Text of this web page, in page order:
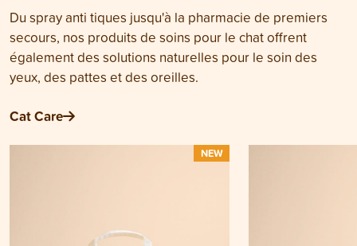
Du spray anti tiques jusqu'à la pharmacie de premiers
secours, nos produits de soins pour le chat offrent
également des solutions naturelles pour le soin des
yeux, des pattes et des oreilles.
Cat Care
NEW